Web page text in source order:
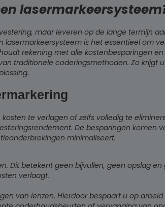
maar leveren op de lange termijn
is het essentieel om
rekening met alle kostenbesparingen en
traditionele coderingsmethoden. Zo krijgt
te verlagen of zelfs volledig te
De besparingen komen
minimaliseert.
Dit betekent geen bijvullen, geen opslag en
verlaagt.
van lenzen. Hierdoor bespaart u op arbeid